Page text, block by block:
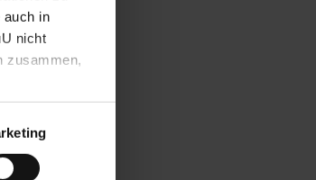
auch in
nicht
zusammen,